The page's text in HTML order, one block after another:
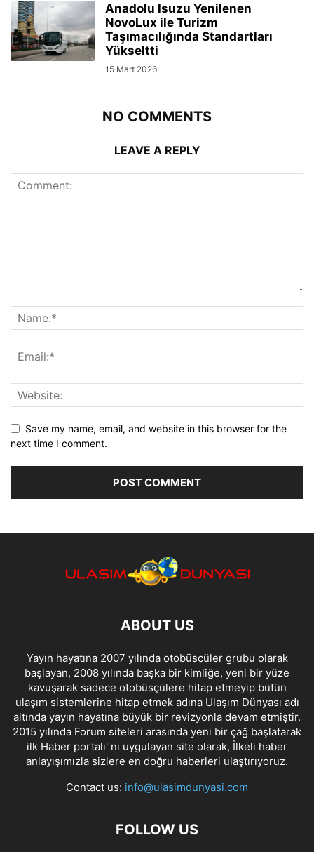
Anadolu Isuzu Yenilenen
NovoLux ile Turizm
Taşımacılığında Standartları
Yükseltti
15 Mart 2026
NO COMMENTS
LEAVE A REPLY
Save my name, email, and website in this browser for the
next time I comment.
ABOUT US
Yayın hayatına 2007 yılında otobüscüler grubu olarak
başlayan, 2008 yılında başka bir kimliğe, yeni bir yüze
kavuşarak sadece otobüsçülere hitap etmeyip bütün
ulaşım sistemlerine hitap etmek adına Ulaşım Dünyası adı
altında yayın hayatına büyük bir revizyonla devam etmiştir.
2015 yılında Forum siteleri arasında yeni bir çağ başlatarak
ilk Haber portalı' nı uygulayan site olarak, İlkeli haber
anlayışımızla sizlere en doğru haberleri ulaştırıyoruz.
Contact us: info@ulasimdunyasi.com
FOLLOW US